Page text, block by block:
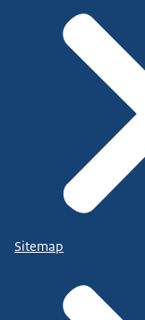
Sitemap